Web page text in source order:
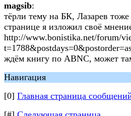
magsib:
тёрли тему на БК, Лазарев тоже
странице я изложил своё
http://www.bonistika.net/forum/
ждём книгу по ABNC, может
Навигация
[0] Главная страница